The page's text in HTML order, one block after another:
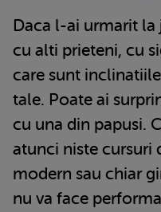
Daca l-ai urmarit la
cu alti prieteni, cu
care sunt
tale. Poate ai
cu una din papusi.
atunci niste cursuri
modern sau chiar
nu va face